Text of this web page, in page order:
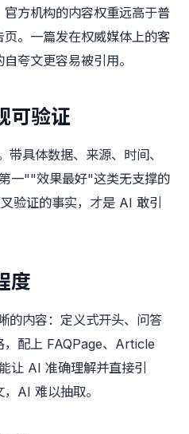
方机构的内容权重远高于普
。一篇发在权威媒体上的客
夸文更容易被引用。
可验证
具体数据、来源、时间、
一""效果最好"这类无支撑的
验证的事实，才是 AI 敢引
度
的内容：定义式开头、问答
，配上 FAQPage、Article
让 AI 准确理解并直接引
AI 难以抽取。